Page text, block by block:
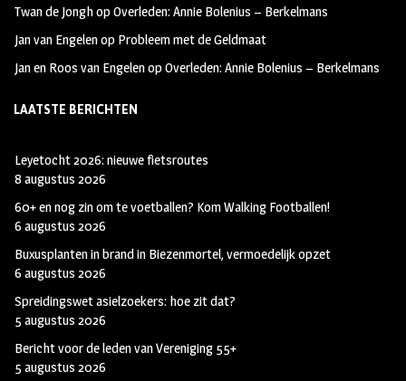
Twan de JonghopOverleden: Annie Bolenius – Berkelmans
Jan van Engelenop Probleem met de Geldmaat
Jan en Roos van EngelenopOverleden: Annie Bolenius – Berkelmans
LAATSTE BERICHTEN
Leyetocht 2026: nieuwe fietsroutes
8 augustus 2026
60+ en nog zin om te voetballen? Kom Walking Footballen!
6 augustus 2026
Buxusplanten in brand in Biezenmortel, vermoedelijk opzet
6 augustus 2026
Spreidingswet asielzoekers: hoe zit dat?
5 augustus 2026
Bericht voor de leden van Vereniging 55+
5 augustus 2026